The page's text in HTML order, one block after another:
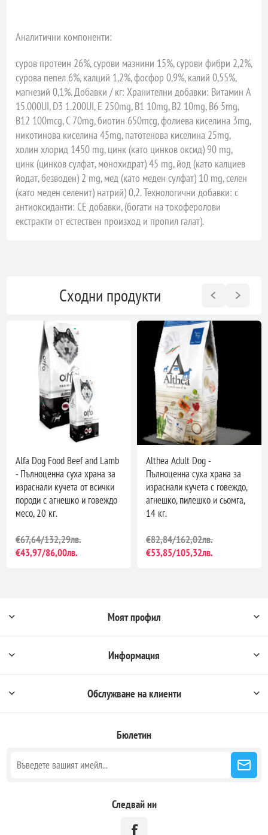
Аналитични компоненти:
суров протеин 26%, сурови мазнини 15%, сурови фибри 2,2%,
сурова пепел 6%, калций 1,2%, фосфор 0,9%, калий 0,55%,
магнезий 0,1%. Добавки / кг: Хранителни добавки: Витамин А
15.000UI, D3 1.200UI, E 250mg, B1 10mg, B2 10mg, B6 5mg,
B12 100mcg, C 70mg, биотин 650mcg, фолиева киселина 3mg,
никотинова киселина 45mg, патотенова киселина 25mg,
холин хлорид 1450 mg, цинк (като цинков оксид) 90 mg,
цинк (цинков сулфат, монохидрат) 45 mg, йод (като калциев
йодат, безводен) 2 mg, мед (като меден сулфат) 10 mg, селен
(като меден селенит) натрий) 0,2. Технологични добавки: с
антиоксиданти: CE добавки, (богати на токоферолови
екстракти от естествен произход и пропил галат).
Сходни продукти
Alfa Dog Food Beef and Lamb
- Пълноценна суха храна за
израснали кучета от всички
породи с агнешко и говеждо
месо, 20 кг.
€67,64/132,29лв.
€43,97/86,00лв.
Althea Adult Dog -
Пълноценна суха храна за
израснали кучета с говеждо,
агнешко, пилешко и сьомга,
14 кг.
€82,84/162,02лв.
€53,85/105,32лв.
Моят профил
Информация
Обслужване на клиенти
Бюлетин
Следвай ни